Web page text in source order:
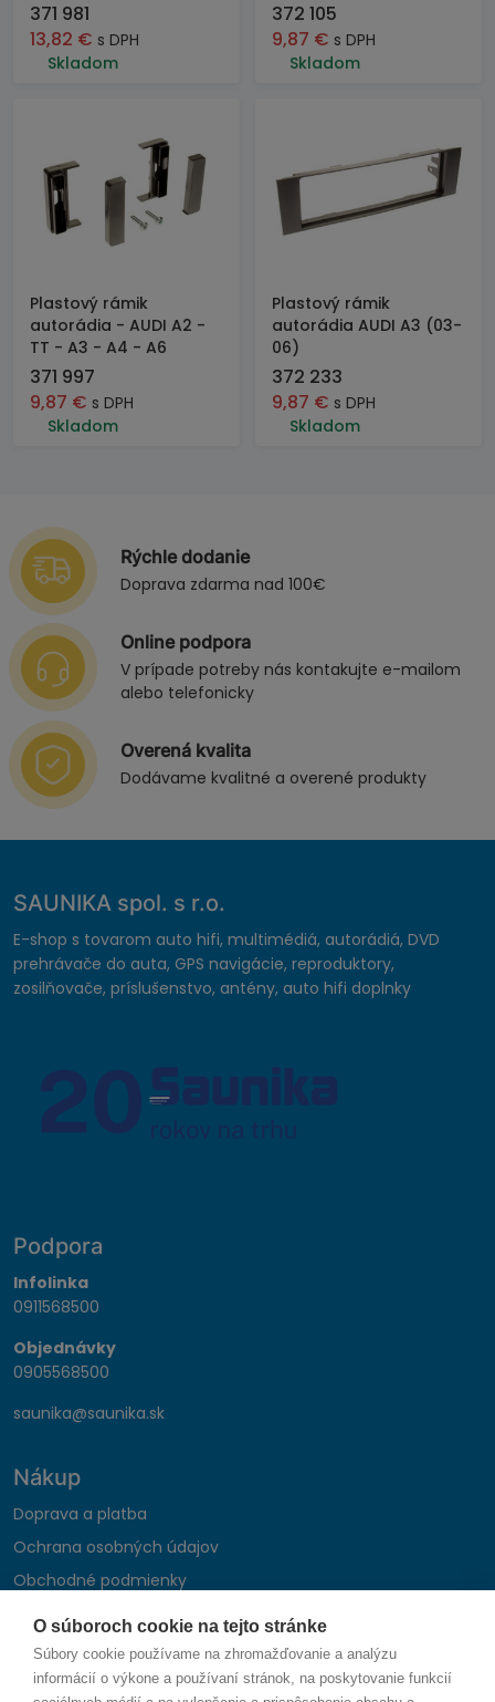
O súboroch cookie na tejto stránke
Súbory cookie používame na zhromažďovanie a analýzu
informácií o výkone a používaní stránok, na poskytovanie funkcií
371 981
13,82 € s DPH
Skladom
372 105
9,87 € s DPH
Skladom
Plastový rámik
autorádia - AUDI A2 -
TT - A3 - A4 - A6
371 997
9,87 € s DPH
Skladom
Plastový rámik
autorádia AUDI A3 (03-
06)
372 233
9,87 € s DPH
Skladom
Rýchle dodanie
Doprava zdarma nad 100€
Online podpora
V prípade potreby nás kontakujte e-mailom
alebo telefonicky
Overená kvalita
Dodávame kvalitné a overené produkty
SAUNIKA spol. s r.o.
E-shop s tovarom auto hifi, multimédiá, autorádiá, DVD
prehrávače do auta, GPS navigácie, reproduktory,
zosilňovače, príslušenstvo, antény, auto hifi doplnky
Podpora
Infolinka
0911568500
Objednávky
0905568500
saunika@saunika.sk
Nákup
Doprava a platba
Ochrana osobných údajov
Obchodné podmienky
Reklamačný poriadok
Montáž autohifi
Formulár na odstúpenie od zmluvy